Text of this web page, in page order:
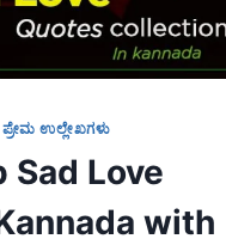
ಉಲ್ಲೇಖಗಳು
Sad Love
with